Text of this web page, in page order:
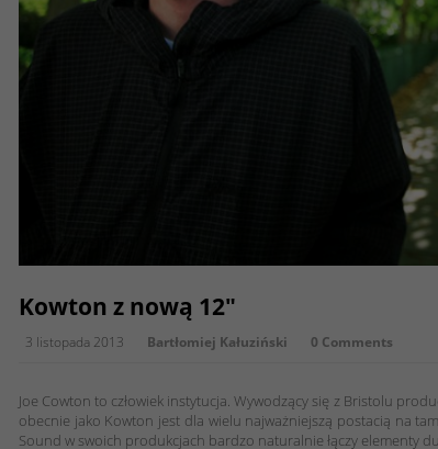
Kowton z nową 12″
3 listopada 2013 Bartłomiej Kałuziński 0 Comments
Joe Cowton to człowiek instytucja. Wywodzący się z Bristolu
obecnie jako Kowton jest dla wielu najważniejszą postacią na
Sound w swoich produkcjach bardzo naturalnie łączy elementy